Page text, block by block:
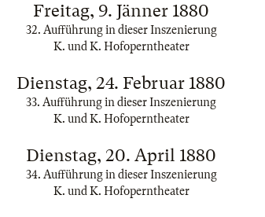
Freitag, 9. Jänner 1880
32. Aufführung in dieser Inszenierung
K. und K. Hofoperntheater
Dienstag, 24. Februar 1880
33. Aufführung in dieser Inszenierung
K. und K. Hofoperntheater
Dienstag, 20. April 1880
34. Aufführung in dieser Inszenierung
K. und K. Hofoperntheater